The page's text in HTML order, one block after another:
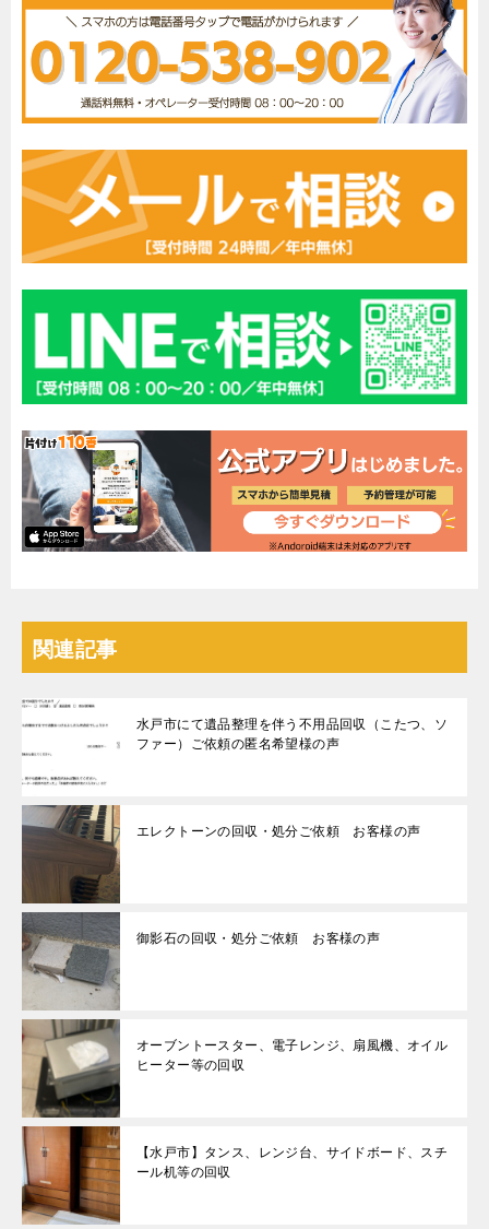
関連記事
水戸市にて遺品整理を伴う不用品回収（こたつ、ソ
ファー）ご依頼の匿名希望様の声
エレクトーンの回収・処分ご依頼 お客様の声
御影石の回収・処分ご依頼 お客様の声
オーブントースター、電子レンジ、扇風機、オイル
ヒーター等の回収
【水戸市】タンス、レンジ台、サイドボード、スチ
ール机等の回収